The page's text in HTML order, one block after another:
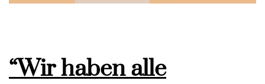
“Wir haben alle